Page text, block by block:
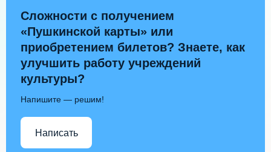
Сложности с получением
«Пушкинской карты» или
приобретением билетов? Знаете, как
улучшить работу учреждений
культуры?
Напишите — решим!
Написать